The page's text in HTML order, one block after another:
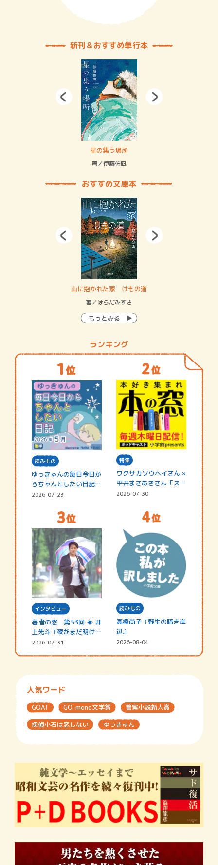
新刊＆おすすめ単行本
星の集う場所
著／伊藤佐凪
おすすめ文庫本
山に抱かれた家 けもの道
著／はらだみずき
もっとみる
ランキング
読みもの
ゆっきゅんの毎日今日か
らちゃんとしたい日記
☆202…
2026-07-23
特集
ワクサカソウヘイさん ×
平井まさあきさん「スペ
シャ…
2026-07-30
インタビュー
著者の窓 第53回 ◈ 井
上先斗『夜がまだ明けな
い』
2026-07-31
読みもの
高橋尚子『野生の暗き岸
辺』
2026-08-04
人気ワード
GOAT GO-mono文学賞
警察小説新人賞
探偵小石は恋しない
ゆっきゅん